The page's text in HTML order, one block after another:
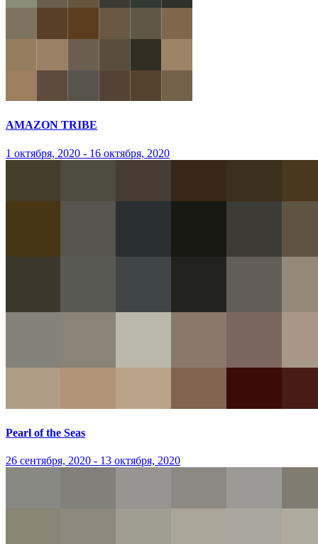
AMAZON TRIBE
1 октября, 2020 - 16 октября, 2020
Pearl of the Seas
26 сентября, 2020 - 13 октября, 2020